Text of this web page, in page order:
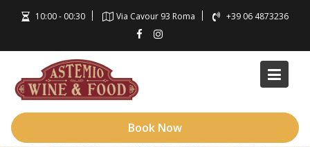
10:00 - 00:30 Via Cavour 93 Roma +39 06 4873236
Book Now